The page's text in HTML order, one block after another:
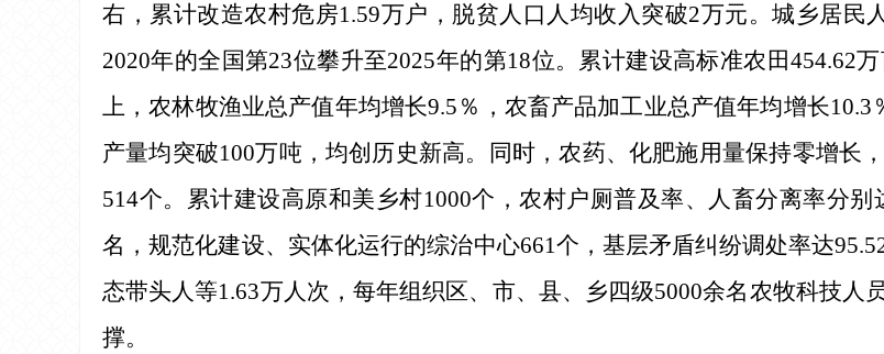
右，累计改造农村危房1.59万户，脱贫人口人均收入突破2万元。城乡居民
2020年的全国第23位攀升至2025年的第18位。累计建设高标准农田454.62
上，农林牧渔业总产值年均增长9.5％，农畜产品加工业总产值年均增长
产量均突破100万吨，均创历史新高。同时，农药、化肥施用量保持零增长
514个。累计建设高原和美乡村1000个，农村户厕普及率、人畜分离率分别
名，规范化建设、实体化运行的综治中心661个，基层矛盾纠纷调处率达
态带头人等1.63万人次，每年组织区、市、县、乡四级5000余名农牧科技人
撑。